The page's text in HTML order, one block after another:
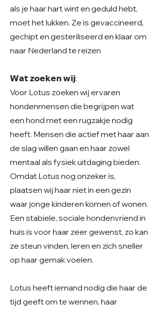
als je haar hart wint en geduld hebt,
moet het lukken. Ze is gevaccineerd,
gechipt en gesteriliseerd en klaar om
naar Nederland te reizen
𝗪𝗮𝘁 𝘇𝗼𝗲𝗸𝗲𝗻 𝘄𝗶𝗷:
Voor Lotus zoeken wij ervaren
hondenmensen die begrijpen wat
een hond met een rugzakje nodig
heeft. Mensen die actief met haar aan
de slag willen gaan en haar zowel
mentaal als fysiek uitdaging bieden.
Omdat Lotus nog onzeker is,
plaatsen wij haar niet in een gezin
waar jonge kinderen komen of wonen.
Een stabiele, sociale hondenvriend in
huis is voor haar zeer gewenst, zo kan
ze steun vinden, leren en zich sneller
op haar gemak voelen.
Lotus heeft iemand nodig die haar de
tijd geeft om te wennen, haar